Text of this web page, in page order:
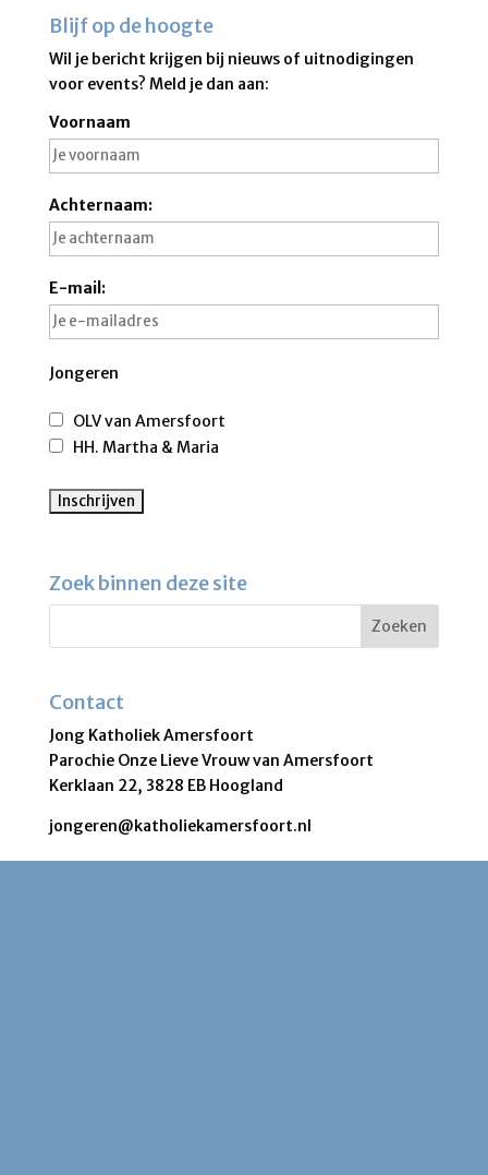
Blijf op de hoogte
Wil je bericht krijgen bij nieuws of uitnodigingen
voor events? Meld je dan aan:
Voornaam
Achternaam:
E-mail:
Jongeren
OLV van Amersfoort
HH. Martha & Maria
Zoek binnen deze site
Contact
Jong Katholiek Amersfoort
Parochie Onze Lieve Vrouw van Amersfoort
Kerklaan 22, 3828 EB Hoogland
jongeren@katholiekamersfoort.nl